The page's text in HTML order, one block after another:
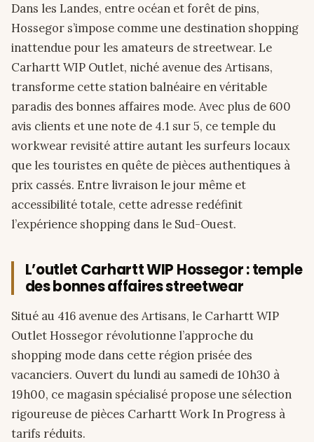
Dans les Landes, entre océan et forêt de pins,
Hossegor s’impose comme une destination shopping
inattendue pour les amateurs de streetwear. Le
Carhartt WIP Outlet, niché avenue des Artisans,
transforme cette station balnéaire en véritable
paradis des bonnes affaires mode. Avec plus de 600
avis clients et une note de 4.1 sur 5, ce temple du
workwear revisité attire autant les surfeurs locaux
que les touristes en quête de pièces authentiques à
prix cassés. Entre livraison le jour même et
accessibilité totale, cette adresse redéfinit
l’expérience shopping dans le Sud-Ouest.
L’outlet Carhartt WIP Hossegor : temple
des bonnes affaires streetwear
Situé au 416 avenue des Artisans, le Carhartt WIP
Outlet Hossegor révolutionne l’approche du
shopping mode dans cette région prisée des
vacanciers. Ouvert du lundi au samedi de 10h30 à
19h00, ce magasin spécialisé propose une sélection
rigoureuse de pièces Carhartt Work In Progress à
tarifs réduits.